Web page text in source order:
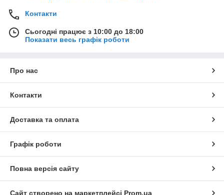
Контакти
Сьогодні працює з 10:00 до 18:00
Показати весь графік роботи
Про нас
Контакти
Доставка та оплата
Графік роботи
Повна версія сайту
Сайт створено на маркетплейсі Prom.ua